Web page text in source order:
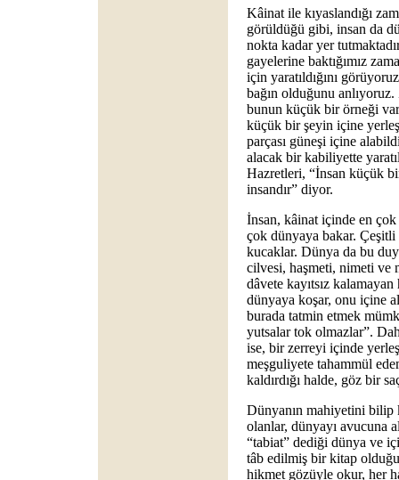
Kâinat ile kıyaslandığı
görüldüğü gibi, insan da
nokta kadar yer
gayelerine baktığımız
için yaratıldığını
bağın olduğunu
bunun küçük bir örneği
küçük bir şeyin içine
parçası güneşi içine
alacak bir kabiliyette
Hazretleri, “İnsan küçük
insandır” diyor.
İnsan, kâinat içinde en
çok dünyaya bakar.
kucaklar. Dünya da bu
cilvesi, haşmeti, nimeti ve
dâvete kayıtsız
dünyaya koşar, onu içine
burada tatmin etmek
yutsalar tok olmazlar”.
ise, bir zerreyi içinde
meşguliyete tahammül
kaldırdığı halde, göz bir
Dünyanın mahiyetini bilip
olanlar, dünyayı avucuna
“tabiat” dediği dünya ve
tâb edilmiş bir kitap
hikmet gözüyle okur, her